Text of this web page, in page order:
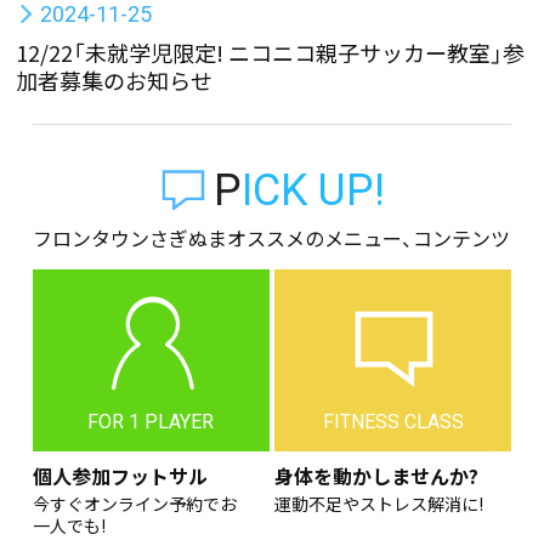
2024-11-25
12/22「未就学児限定! ニコニコ親子サッカー教室」参
加者募集のお知らせ
PICK UP!
フロンタウンさぎぬまオススメのメニュー、コンテンツ
FOR 1 PLAYER
個人参加フットサル
今すぐオンライン予約でお
一人でも!
FITNESS CLASS
身体を動かしませんか?
運動不足やストレス解消に!